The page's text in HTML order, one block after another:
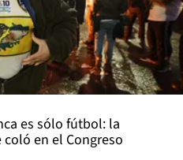
es sólo fútbol: la
en el Congreso